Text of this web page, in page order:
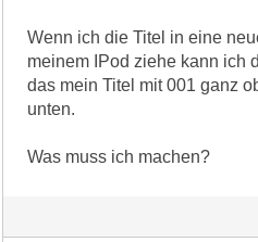
Wenn ich die Titel in eine
meinem IPod ziehe kann ich
das mein Titel mit 001 ganz
unten.
Was muss ich machen?